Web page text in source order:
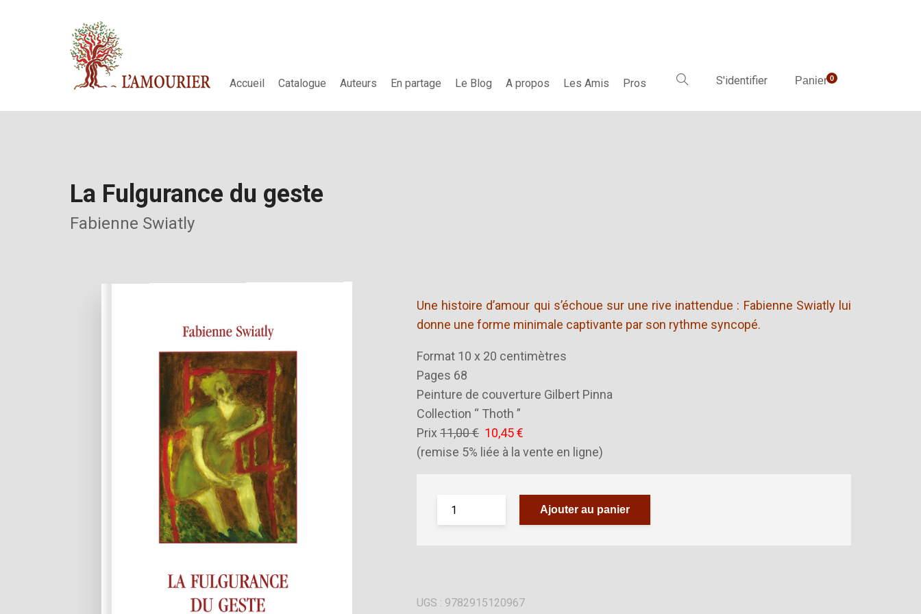
Accueil Catalogue Auteurs En partage Le Blog A propos Les Amis Pros S'identifier Panier0
La Fulgurance du geste
Fabienne Swiatly
Une histoire d’amour qui s’échoue sur une rive inattendue : Fabienne Swiatly lui
donne une forme minimale captivante par son rythme syncopé.
Format 10 x 20 centimètres
Pages 68
Peinture de couverture Gilbert Pinna
Collection “ Thoth ”
Prix 11,00 € 10,45 €
(remise 5% liée à la vente en ligne)
Ajouter au panier
UGS : 9782915120967